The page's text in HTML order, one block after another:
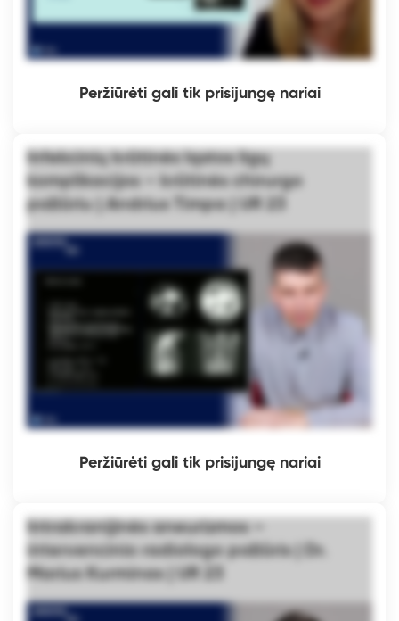
Peržiūrėti gali tik prisijungę nariai
Infekcinių krūtinės ląstos ligų
komplikacijos – krūtinės chirurgo
požiūriu | Andrius Timpa | UR 23
Peržiūrėti gali tik prisijungę nariai
Intrakranijinės aneurizmos –
intervencinio radiologo požiūris | Dr.
Marius Kurminas | UR 23